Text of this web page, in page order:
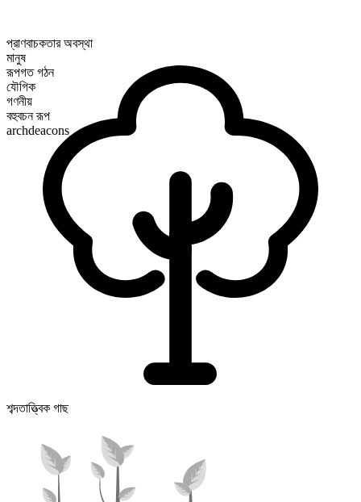
প্রাণবাচকতার অবস্থা
মানুষ
রূপগত গঠন
যৌগিক
গণনীয়
বহুবচন রূপ
archdeacons
শব্দতাত্ত্বিক গাছ